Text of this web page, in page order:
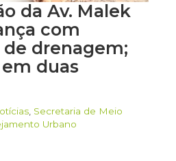
da Av. Malek
com
drenagem;
duas
Secretaria de Meio
Urbano